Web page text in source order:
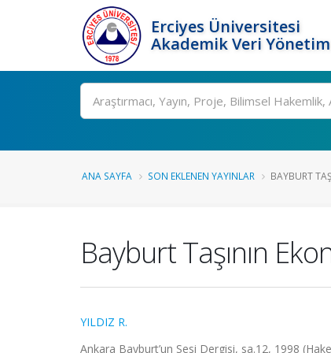
Erciyes Üniversitesi
Akademik Veri
Ara
ANA SAYFA SON EKLENEN YAYINLAR BAYBURT
Bayburt Taşının
YILDIZ R.
Ankara Bayburt’un Sesi Dergisi, sa.12, 1998